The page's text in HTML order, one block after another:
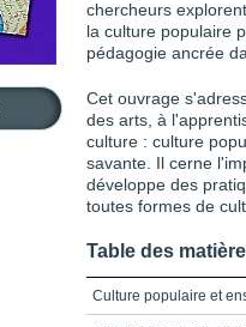
chercheurs
la culture populaire
pédagogie ancrée
Cet ouvrage
des arts, à
culture : culture
savante. Il cerne
développe des
toutes formes de
Table des
Culture populaire et